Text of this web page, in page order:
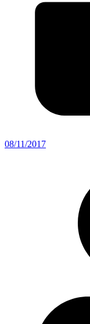
08/11/2017